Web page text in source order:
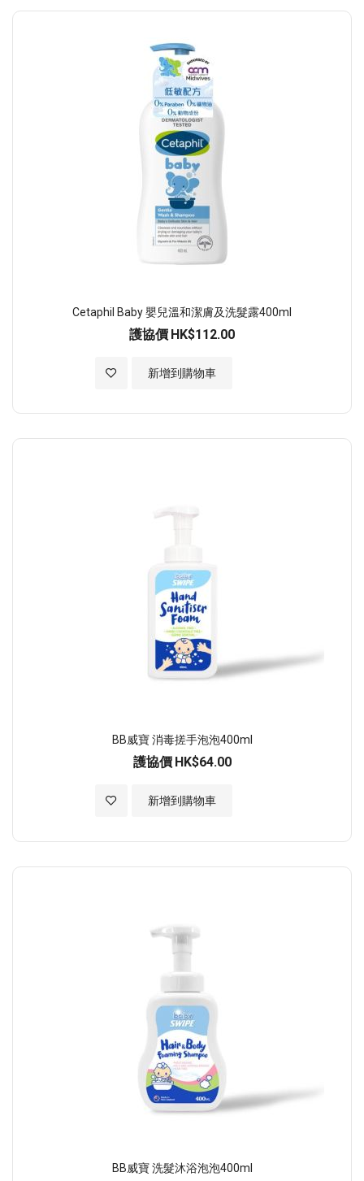
Cetaphil Baby 嬰兒溫和潔膚及洗髮露400ml
護協價 HK$112.00
新增到購物車
加入至願望清單
BB威寶 消毒搓手泡泡400ml
護協價 HK$64.00
新增到購物車
加入至願望清單
BB威寶 洗髮沐浴泡泡400ml